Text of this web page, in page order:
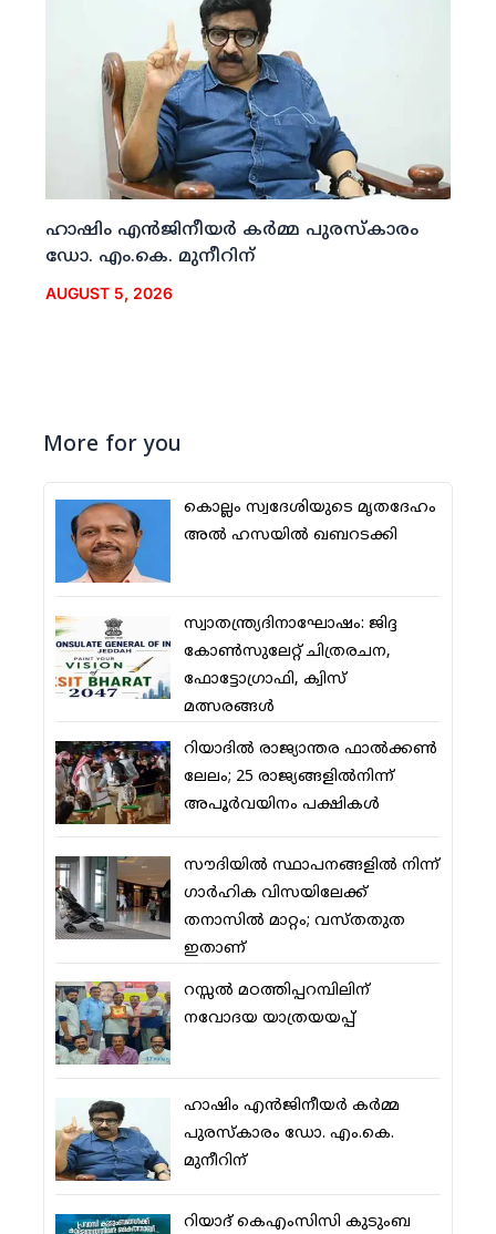
ഹാഷിം എന്‍ജിനീയര്‍ കര്‍മ്മ പുരസ്‌കാരം
ഡോ. എം.കെ. മുനീറിന്
AUGUST 5, 2026
More for you
കൊല്ലം സ്വദേശിയുടെ മൃതദേഹം
അല്‍ ഹസയില്‍ ഖബറടക്കി
സ്വാതന്ത്ര്യദിനാഘോഷം: ജിദ്ദ
കോണ്‍സുലേറ്റ് ചിത്രരചന,
ഫോട്ടോഗ്രാഫി, ക്വിസ്
മത്സരങ്ങള്‍
റിയാദില്‍ രാജ്യാന്തര ഫാല്‍ക്കണ്‍
ലേലം; 25 രാജ്യങ്ങളില്‍നിന്ന്
അപൂര്‍വയിനം പക്ഷികള്‍
സൗദിയില്‍ സ്ഥാപനങ്ങളില്‍ നിന്ന്
ഗാര്‍ഹിക വിസയിലേക്ക്
തനാസില്‍ മാറ്റം; വസ്തതുത
ഇതാണ്
റസ്സല്‍ മഠത്തിപ്പറമ്പിലിന്
നവോദയ യാത്രയയപ്പ്
ഹാഷിം എന്‍ജിനീയര്‍ കര്‍മ്മ
പുരസ്‌കാരം ഡോ. എം.കെ.
മുനീറിന്
റിയാദ് കെഎംസിസി കുടുംബ